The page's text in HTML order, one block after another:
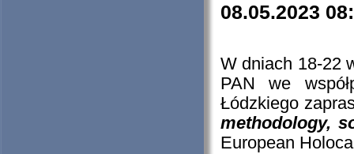
08.05.2023
W dniach 18-22
PAN we
Łódzkiego
methodology,
European